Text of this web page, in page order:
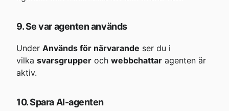
9. Se var agenten används
Under Används för närvarande ser du i
vilka svarsgrupper och webbchattar agenten är
aktiv.
10. Spara AI-agenten